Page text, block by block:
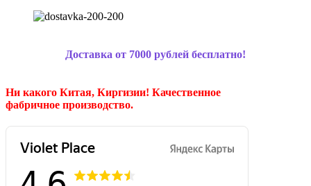
Доставка от 7000 рублей бесплатно!
Ни какого Китая, Киргизии! Качественное
фабричное производство.